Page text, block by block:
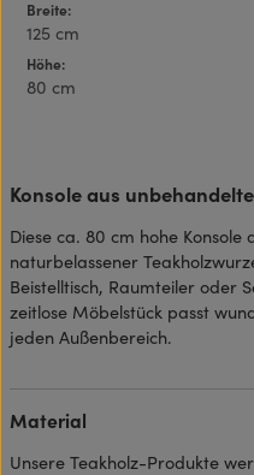
Breite:
125 cm
Höhe:
80 cm
Konsole aus
Diese ca. 80 cm hohe
naturbelassener
Beistelltisch, Raumteiler oder
zeitlose Möbelstück passt
jeden Außenbereich.
Material
Unsere Teakholz-Produkte